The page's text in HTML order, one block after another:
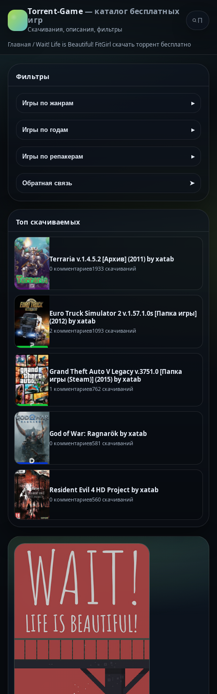
Torrent-Game— каталог бесплатных
игр
Скачивания, описания, фильтры
Главная /Wait! Life is Beautiful! FitGirl скачать торрент бесплатно
Фильтры
Игры по жанрам ▸
Игры по годам ▸
Игры по репакерам ▸
Обратная связь ➤
Топ скачиваемых
Terraria v.1.4.5.2 [Архив] (2011) by xatab
0 комментариев1933 скачиваний
Euro Truck Simulator 2 v.1.57.1.0s [Папка игры]
(2012) by xatab
2 комментариев1093 скачиваний
Grand Theft Auto V Legacy v.3751.0 [Папка
игры (Steam)] (2015) by xatab
1 комментариев762 скачиваний
God of War: Ragnarök by xatab
0 комментариев581 скачиваний
Resident Evil 4 HD Project by xatab
0 комментариев560 скачиваний